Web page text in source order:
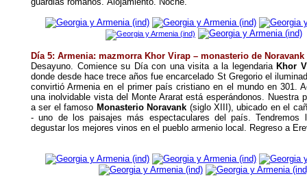
Día 5: Armenia: mazmorra Khor Virap – monasterio de
Desayuno. Comience su Día con una visita a la legendaria Khor
donde desde hace trece años fue encarcelado St Gregorio el
convirtió Armenia en el primer país cristiano en el mundo en 301.
una inolvidable vista del Monte Ararat está esperándonos. Nuestra
a ser el famoso Monasterio Noravank (siglo XIII), ubicado en el
- uno de los paisajes más espectaculares del país. Tendremos
degustar los mejores vinos en el pueblo armenio local. Regreso a